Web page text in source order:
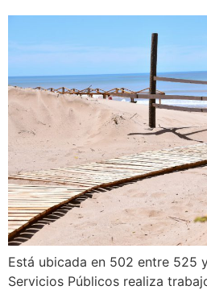
Está ubicada en 502 entre 525
Servicios Públicos realiza